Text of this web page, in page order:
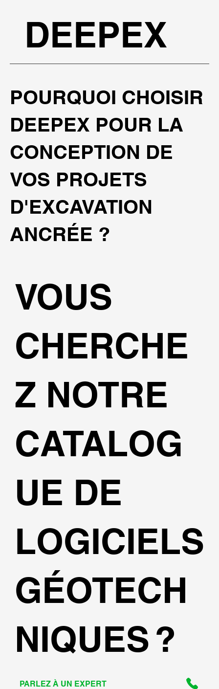
DEEPEX
POURQUOI CHOISIR
DEEPEX POUR LA
CONCEPTION DE
VOS PROJETS
D'EXCAVATION
ANCRÉE ?
VOUS
CHERCHE
Z NOTRE
CATALOG
UE DE
LOGICIELS
GÉOTECH
NIQUES ?
PARLEZ À UN EXPERT